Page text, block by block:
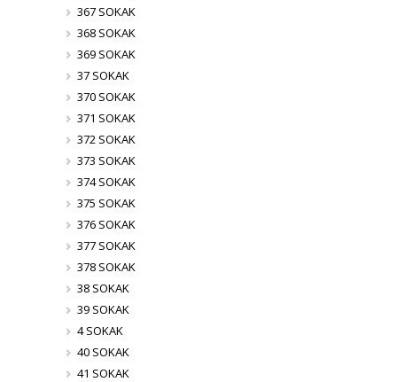
367 SOKAK
368 SOKAK
369 SOKAK
37 SOKAK
370 SOKAK
371 SOKAK
372 SOKAK
373 SOKAK
374 SOKAK
375 SOKAK
376 SOKAK
377 SOKAK
378 SOKAK
38 SOKAK
39 SOKAK
4 SOKAK
40 SOKAK
41 SOKAK